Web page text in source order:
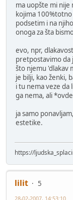
ma uopšte mi nije
kojima
podsetim i na
onoga za šta
evo, npr,
pretpostavimo da
što njemu 'dlakav
je bilji, kao ženki,
i tu nema veze da
ga nema, ali
ja samo
estetike.
https://
lilit
5
28-02-2007, 14:53:10